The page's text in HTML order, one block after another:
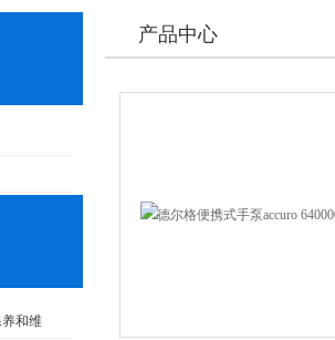
和维
产品中心